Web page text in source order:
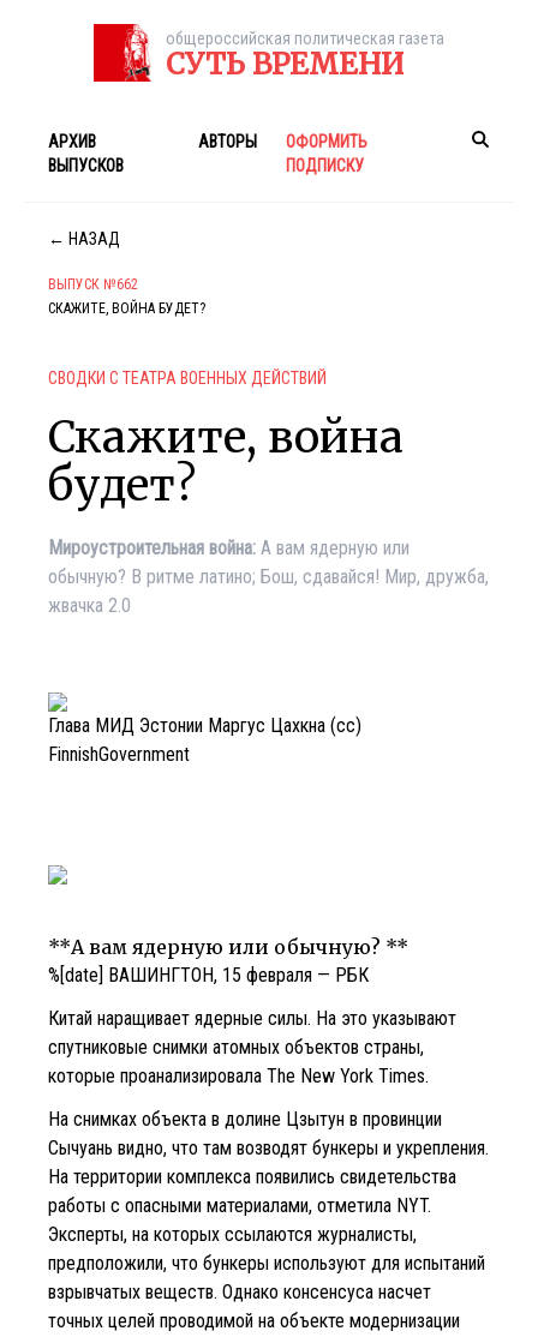
общероссийская политическая газета
СУТЬ ВРЕМЕНИ
АРХИВ
ВЫПУСКОВ
АВТОРЫ
ОФОРМИТЬ
ПОДПИСКУ
← НАЗАД
ВЫПУСК №662
СКАЖИТЕ, ВОЙНА БУДЕТ?
СВОДКИ С ТЕАТРА ВОЕННЫХ ДЕЙСТВИЙ
Скажите, война
будет?
Мироустроительная война: А вам ядерную или
обычную? В ритме латино; Бош, сдавайся! Мир, дружба,
жвачка 2.0
Глава МИД Эстонии Маргус Цахкна (сс)
FinnishGovernment
**А вам ядерную или обычную? **
%[date] ВАШИНГТОН, 15 февраля — РБК
Китай наращивает ядерные силы. На это указывают
спутниковые снимки атомных объектов страны,
которые проанализировала The New York Times.
На снимках объекта в долине Цзытун в провинции
Сычуань видно, что там возводят бункеры и укрепления.
На территории комплекса появились свидетельства
работы с опасными материалами, отметила NYT.
Эксперты, на которых ссылаются журналисты,
предположили, что бункеры используют для испытаний
взрывчатых веществ. Однако консенсуса насчет
точных целей проводимой на объекте модернизации